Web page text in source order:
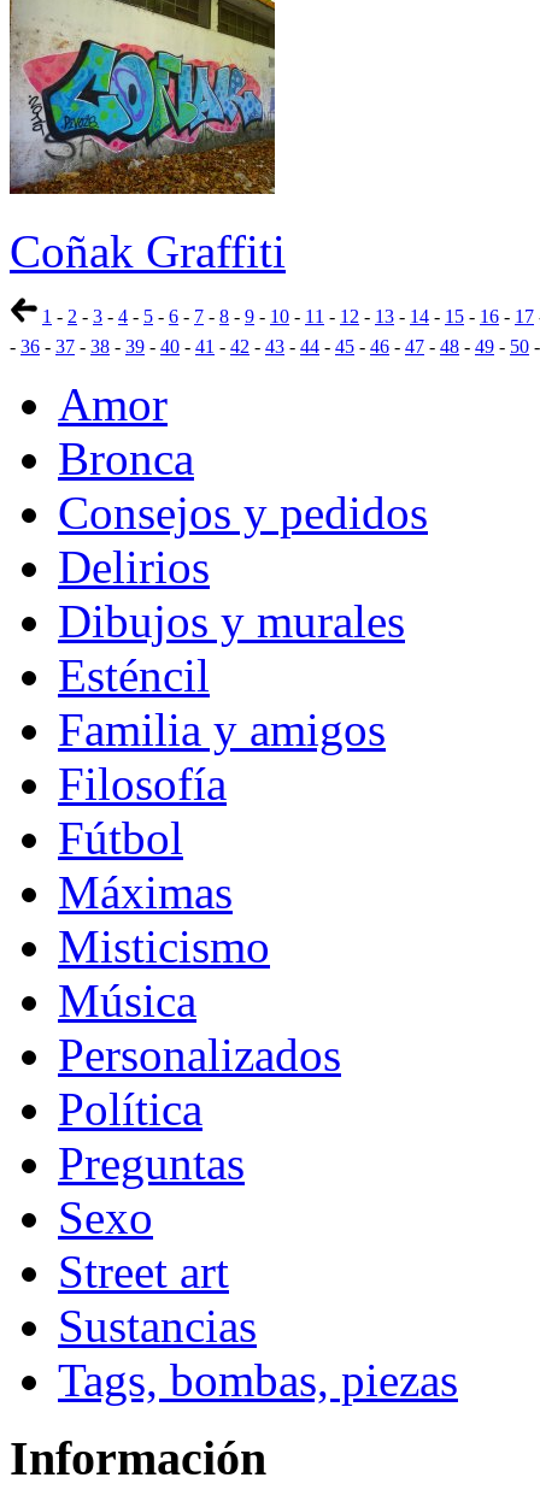
Coñak Graffiti
1 - 2 - 3 - 4 - 5 - 6 - 7 - 8 - 9 - 10 - 11 - 12 - 13 - 14 - 15 - 16 - 17
- 36 - 37 - 38 - 39 - 40 - 41 - 42 - 43 - 44 - 45 - 46 - 47 - 48 - 49 - 50
Amor
Bronca
Consejos y pedidos
Delirios
Dibujos y murales
Esténcil
Familia y amigos
Filosofía
Fútbol
Máximas
Misticismo
Música
Personalizados
Política
Preguntas
Sexo
Street art
Sustancias
Tags, bombas, piezas
Información